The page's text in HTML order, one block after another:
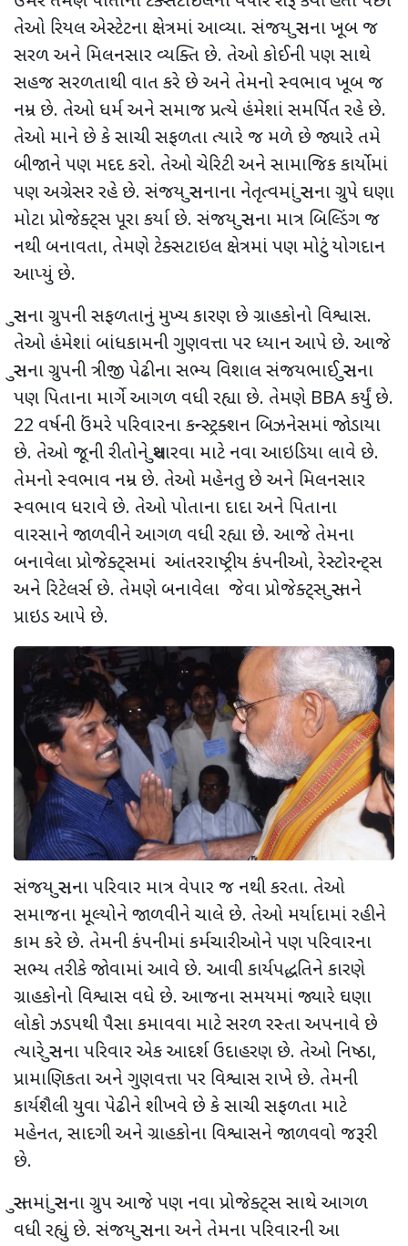
તેઓ રિયલ એસ્ટેટના ક્ષેત્રમાં આવ્યા. સંજય સુરાના ખૂબ જ
સરળ અને મિલનસાર વ્યક્તિ છે. તેઓ કોઈની પણ સાથે
સહજ સરળતાથી વાત કરે છે અને તેમનો સ્વભાવ ખૂબ જ
નમ્ર છે. તેઓ ધર્મ અને સમાજ પ્રત્યે હંમેશાં સમર્પિત રહે છે.
તેઓ માને છે કે સાચી સફળતા ત્યારે જ મળે છે જ્યારે તમે
બીજાને પણ મદદ કરો. તેઓ ચેરિટી અને સામાજિક કાર્યોમાં
પણ અગ્રેસર રહે છે. સંજય સુરાનાના નેતૃત્વમાં સુરાના ગ્રુપે ઘણા
મોટા પ્રોજેક્ટ્સ પૂરા કર્યા છે. સંજય સુરાના માત્ર બિલ્ડિંગ જ
નથી બનાવતા, તેમણે ટેક્સટાઇલ ક્ષેત્રમાં પણ મોટું યોગદાન
આપ્યું છે.
સુરાના ગ્રુપની સફળતાનું મુખ્ય કારણ છે ગ્રાહકોનો વિશ્વાસ.
તેઓ હંમેશાં બાંધકામની ગુણવત્તા પર ધ્યાન આપે છે. આજે
સુરાના ગ્રુપની ત્રીજી પેઢીના સભ્ય વિશાલ સંજયભાઈ સુરાના
પણ પિતાના માર્ગે આગળ વધી રહ્યા છે. તેમણે BBA કર્યું છે.
22 વર્ષની ઉંમરે પરિવારના કન્સ્ટ્રક્શન બિઝનેસમાં જોડાયા
છે. તેઓ જૂની રીતોને સુધારવા માટે નવા આઇડિયા લાવે છે.
તેમનો સ્વભાવ નમ્ર છે. તેઓ મહેનતુ છે અને મિલનસાર
સ્વભાવ ધરાવે છે. તેઓ પોતાના દાદા અને પિતાના
વારસાને જાળવીને આગળ વધી રહ્યા છે. આજે તેમના
બનાવેલા પ્રોજેક્ટ્સમાં આંતરરાષ્ટ્રીય કંપનીઓ, રેસ્ટોરન્ટ્સ
અને રિટેલર્સ છે. તેમણે બનાવેલા જેવા પ્રોજેક્ટ્સ સુરતને
પ્રાઇડ આપે છે.
સંજય સુરાના પરિવાર માત્ર વેપાર જ નથી કરતા. તેઓ
સમાજના મૂલ્યોને જાળવીને ચાલે છે. તેઓ મર્યાદામાં રહીને
કામ કરે છે. તેમની કંપનીમાં કર્મચારીઓને પણ પરિવારના
સભ્ય તરીકે જોવામાં આવે છે. આવી કાર્યપદ્ધતિને કારણે
ગ્રાહકોનો વિશ્વાસ વધે છે. આજના સમયમાં જ્યારે ઘણા
લોકો ઝડપથી પૈસા કમાવવા માટે સરળ રસ્તા અપનાવે છે
ત્યારે સુરાના પરિવાર એક આદર્શ ઉદાહરણ છે. તેઓ નિષ્ઠા,
પ્રામાણિકતા અને ગુણવત્તા પર વિશ્વાસ રાખે છે. તેમની
કાર્યશૈલી યુવા પેઢીને શીખવે છે કે સાચી સફળતા માટે
મહેનત, સાદગી અને ગ્રાહકોના વિશ્વાસને જાળવવો જરૂરી
છે.
સુરતમાં સુરાના ગ્રુપ આજે પણ નવા પ્રોજેક્ટ્સ સાથે આગળ
વધી રહ્યું છે. સંજય સુરાના અને તેમના પરિવારની આ